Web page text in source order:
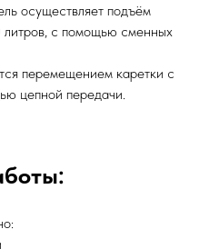
осуществляет подъём
с помощью сменных
перемещением каретки с
цепной передачи.